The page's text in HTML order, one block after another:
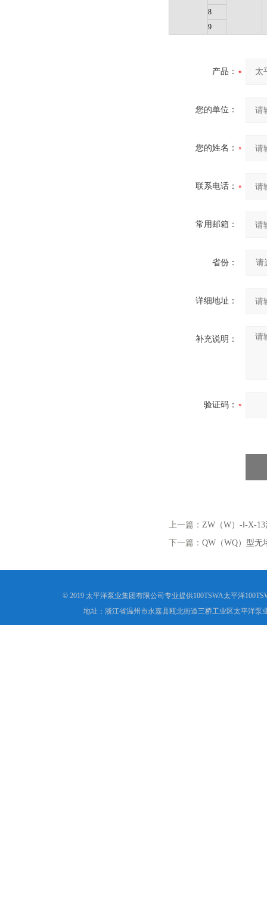
8
9
产品：
您的单位：
您的姓名：
联系电话：
常用邮箱：
省份：
详细地址：
补充说明：
验证码：
上一篇： ZW（W）-Ⅰ-X-
下一篇： QW（WQ）型无
© 2019 太平洋泵业集团有限公司专业提供100TSWA太平洋
地址：浙江省温州市永嘉县瓯北街道三桥工业区太平洋泵